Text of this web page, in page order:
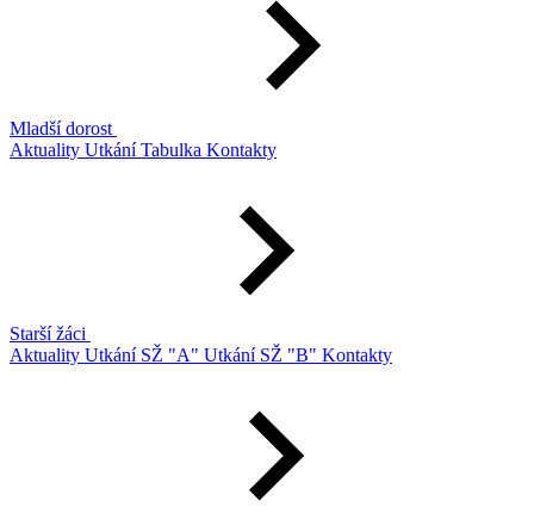
Mladší dorost
Aktuality UtkáníTabulka Kontakty
Starší žáci
Aktuality Utkání SŽ "A" Utkání SŽ "B" Kontakty